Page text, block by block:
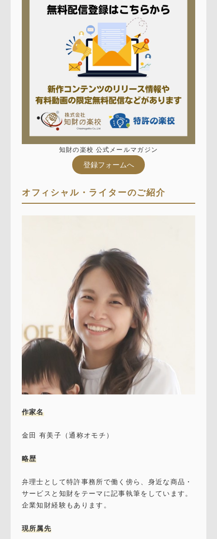
知財の楽校 公式メールマガジン
登録フォームへ
オフィシャル・ライターのご紹介
作家名
金田 有美子（通称オモチ）
略歴
弁理士として特許事務所で働く傍ら、身近な商品・
サービスと知財をテーマに記事執筆をしています。
企業知財経験もあります。
現所属先